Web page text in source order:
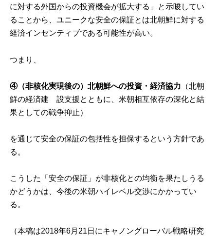
に対する外国からの投資機会が拡大する」と示唆してい
ることから、ユニークな安全の保証とは北朝鮮に対する
経済インセンティブである可能性が高い。
つまり、
④（非核化実現後の）北朝鮮への投資・経済協力 （北朝
鮮の経済建 設支援とともに、米朝相互依存の深化と結
果としての戦争抑止）
を通じて安全の保証の包括性を担保するという方針であ
る。
こうした「安全の保証」が非核化との均衡を果たしうる
かどうかは、今後の米朝ハイレベル交渉にかかってい
る。
（本稿は2018年6月21日にキャノングローバル戦略研究